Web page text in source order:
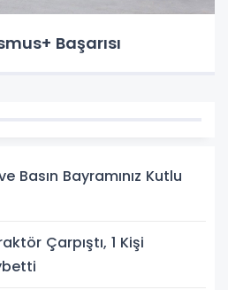
Başarısı
Basın Bayramınız Kutlu
Çarpıştı, 1 Kişi